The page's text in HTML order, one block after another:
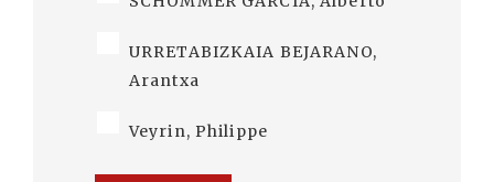
URRETABIZKAIA BEJARANO,
Arantxa
Veyrin, Philippe